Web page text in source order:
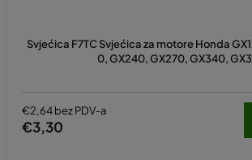
Svjećica F7TC Svjećica za motore Honda
0, GX240, GX270, GX340,
€2,64 bez PDV-a
€3,30